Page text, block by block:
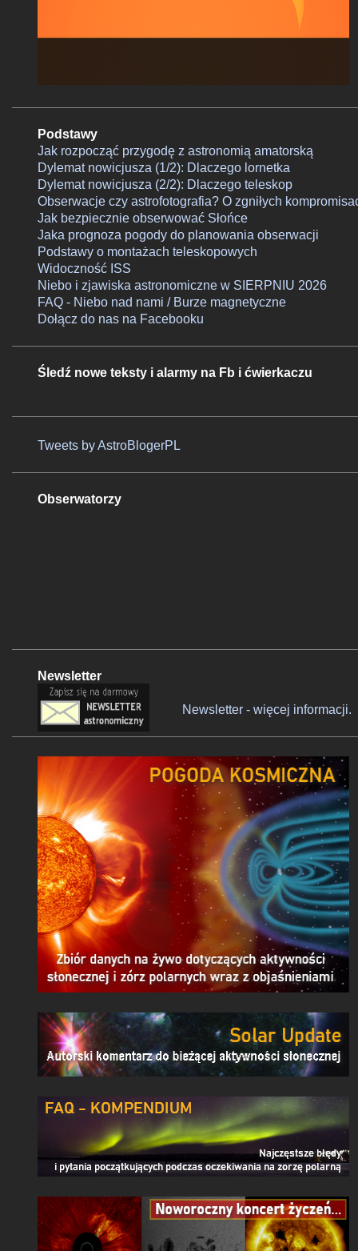
Podstawy
Jak rozpocząć przygodę z astronomią amatorską
Dylemat nowicjusza (1/2): Dlaczego lornetka
Dylemat nowicjusza (2/2): Dlaczego teleskop
Obserwacje czy astrofotografia? O zgniłych
Jak bezpiecznie obserwować Słońce
Jaka prognoza pogody do planowania obserwacji
Podstawy o montażach teleskopowych
Widoczność ISS
Niebo i zjawiska astronomiczne w SIERPNIU 2026
FAQ - Niebo nad nami / Burze magnetyczne
Dołącz do nas na Facebooku
Śledź nowe teksty i alarmy na Fb i ćwierkaczu
Tweets by AstroBlogerPL
Obserwatorzy
Newsletter
Newsletter - więcej informacji.